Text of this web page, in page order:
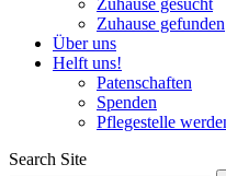
Zuhause gesucht
Zuhause gefunden
Über uns
Helft uns!
Patenschaften
Spenden
Pflegestelle
Search Site